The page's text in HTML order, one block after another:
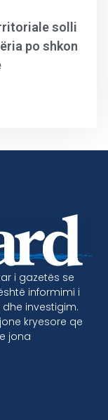
solli
po shkon
i gazetës se
informimi i
investigim.
kryesore qe
jona